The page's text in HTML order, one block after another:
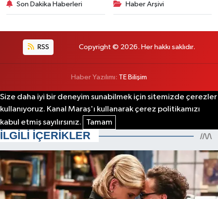
Son Dakika Haberleri Haber Arşivi
RSS Copyright © 2026. Her hakkı saklıdır.
Haber Yazılımı: TE Bilişim
Size daha iyi bir deneyim sunabilmek için sitemizde çerezler
kullanıyoruz. Kanal Maraş'ı kullanarak çerez politikamızı
kabul etmiş sayılırsınız.
Tamam